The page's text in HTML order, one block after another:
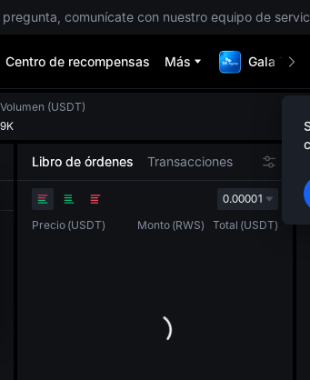
comunícate con nuestro equipo de
Centro de recompensas Más Gala
(USDT)
Libro de órdenes Transacciones
0.00001
Precio (USDT) Monto (RWS) Total (USDT)